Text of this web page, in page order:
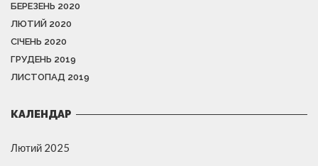
БЕРЕЗЕНЬ 2020
ЛЮТИЙ 2020
СІЧЕНЬ 2020
ГРУДЕНЬ 2019
ЛИСТОПАД 2019
КАЛЕНДАР
Лютий 2025